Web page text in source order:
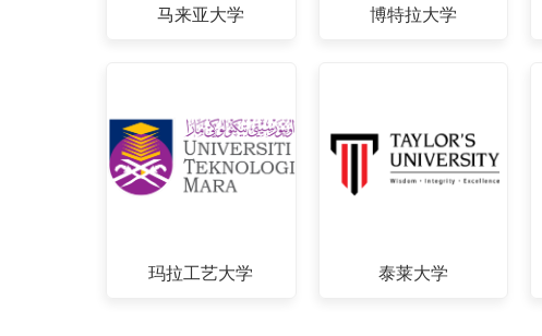
马来亚大学 博特拉大学
玛拉工艺大学 泰莱大学